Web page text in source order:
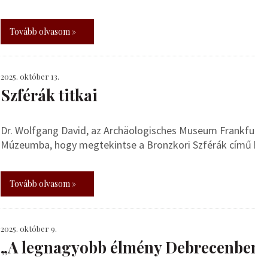
Tovább olvasom »
2025. október 13.
Szférák titkai
Dr. Wolfgang David, az Archäologisches Museum
Múzeumba, hogy megtekintse a Bronzkori Szférák
Tovább olvasom »
2025. október 9.
„A legnagyobb élmény